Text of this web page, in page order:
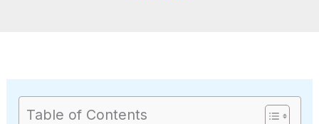
Table of Contents